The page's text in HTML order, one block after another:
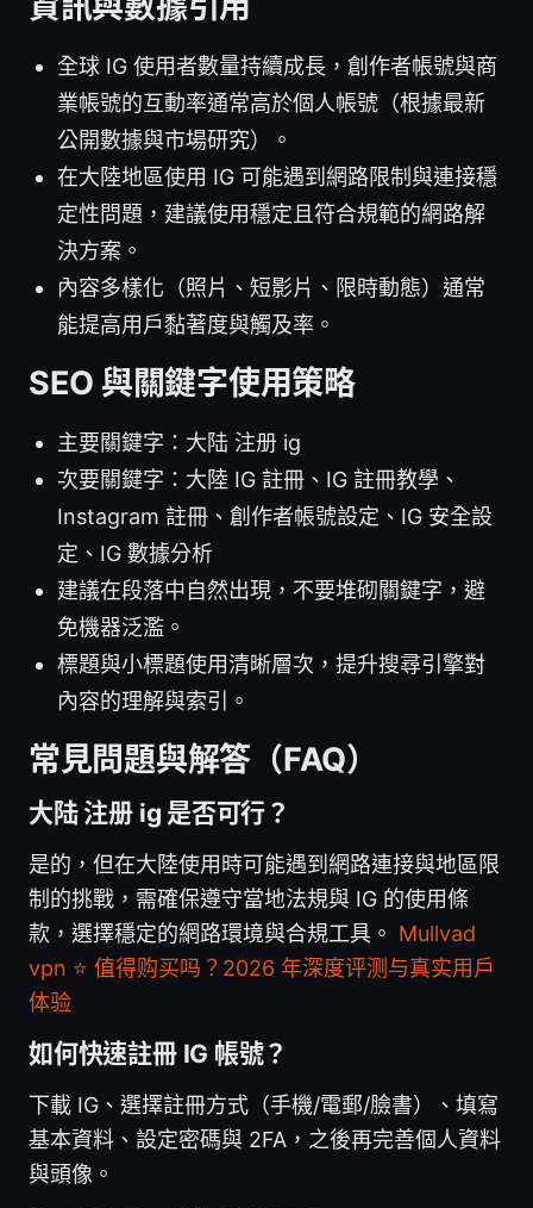
全球 IG 使用者數量持續成長，創作者帳號與商
業帳號的互動率通常高於個人帳號（根據最新
公開數據與市場研究）。
在大陸地區使用 IG 可能遇到網路限制與連接穩
定性問題，建議使用穩定且符合規範的網路解
決方案。
內容多樣化（照片、短影片、限時動態）通常
能提高用戶黏著度與觸及率。
SEO 與關鍵字使用策略
主要關鍵字：大陆 注册 ig
次要關鍵字：大陸 IG 註冊、IG 註冊教學、
Instagram 註冊、創作者帳號設定、IG 安全設
定、IG 數據分析
建議在段落中自然出現，不要堆砌關鍵字，避
免機器泛濫。
標題與小標題使用清晰層次，提升搜尋引擎對
內容的理解與索引。
常見問題與解答（FAQ）
大陆 注册 ig 是否可行？
是的，但在大陸使用時可能遇到網路連接與地區限
制的挑戰，需確保遵守當地法規與 IG 的使用條
款，選擇穩定的網路環境與合規工具。 Mullvad
vpn ⭐ 值得购买吗？2026 年深度评测与真实用户
体验
如何快速註冊 IG 帳號？
下載 IG、選擇註冊方式（手機/電郵/臉書）、填寫
基本資料、設定密碼與 2FA，之後再完善個人資料
與頭像。